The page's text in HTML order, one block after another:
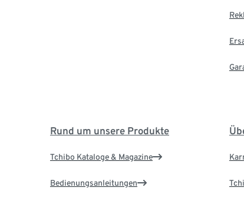
Rund um unsere Produkte
Tchibo Kataloge & Magazine
Bedienungsanleitungen